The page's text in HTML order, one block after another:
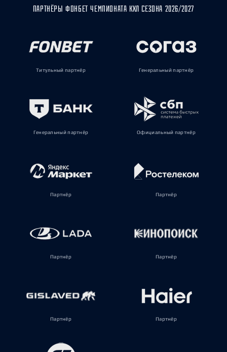
ПАРТНЁРЫ ФОНБЕТ ЧЕМПИОНАТА КХЛ СЕЗОНА 2026/2027
Титульный партнёр Генеральный партнёр
Генеральный партнёр Официальный партнёр
Партнёр Партнёр
Партнёр Партнёр
Партнёр Партнёр